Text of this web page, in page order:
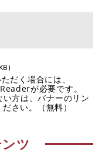
だく場合には、
が必要です。
方は、バナーのリン
さい。（無料）
ツ